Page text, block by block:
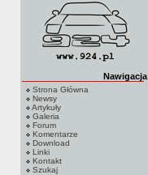
Nawigacja
Strona Główna
Newsy
Artykuły
Galeria
Forum
Komentarze
Download
Linki
Kontakt
Szukaj